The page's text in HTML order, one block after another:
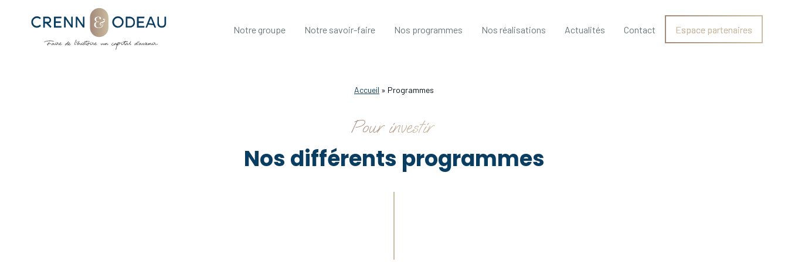
Notre groupe Notre savoir-faire Nos programmes Nos réalisations Actualités Contact Espace partenaires
Accueil » Programmes
Pour investir
Nos différents programmes